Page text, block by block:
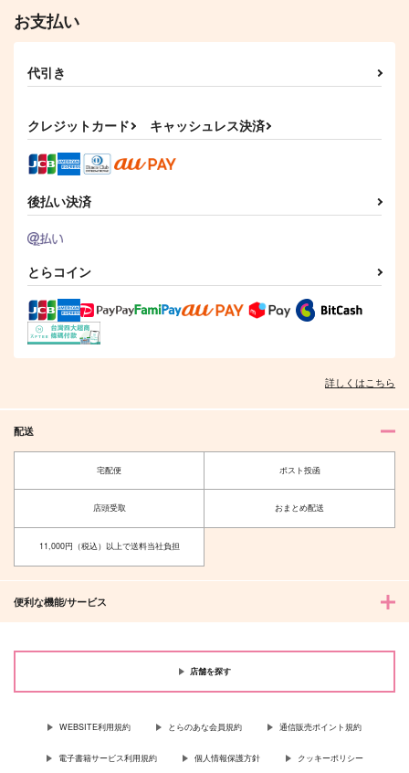
少しずつズレてる
865円（税込）
冨岡義勇×竈門炭治郎
サンプル
青の温度赫の熱
660円（税込）
冨岡義勇×竈門炭治郎
715円（税込）
あの日失った君と二度
出会う
1,297
冨岡義勇×竈門炭治郎
作品詳細
ねこの湯
冨岡義勇×竈門炭治郎
作品詳細
鬼滅の刃
冨岡義勇×竈門炭治郎
サンプル
冨岡義勇×竈門炭治郎
お支払い
代引き
クレジットカード キャッシュレス決済
後払い決済
とらコイン
詳しくはこちら
配送
宅配便 ポスト投函
店頭受取 おまとめ配送
11,000円（税込）以上で送料当社負担
便利な機能/サービス
店舗を探す
WEBSITE利用規約 とらのあな会員規約 通信販売ポイント規約
電子書籍サービス利用規約 個人情報保護方針 クッキーポリシー